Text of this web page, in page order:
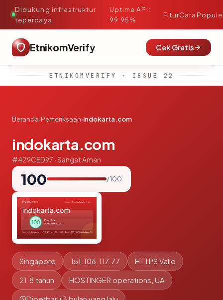
Didukung infrastruktur
tepercaya
·
Uptime API:
99.95%
FiturCara
EtnikomVerify Cek Gratis
ETNIKOMVERIFY · ISSUE 22
Beranda›Pemeriksaan›indokarta.com
indokarta.com
#429CED97 · Sangat Aman
100 / 100
Singapore 151.106.117.77 HTTPS Valid
21.8 tahun HOSTINGER operations, UA